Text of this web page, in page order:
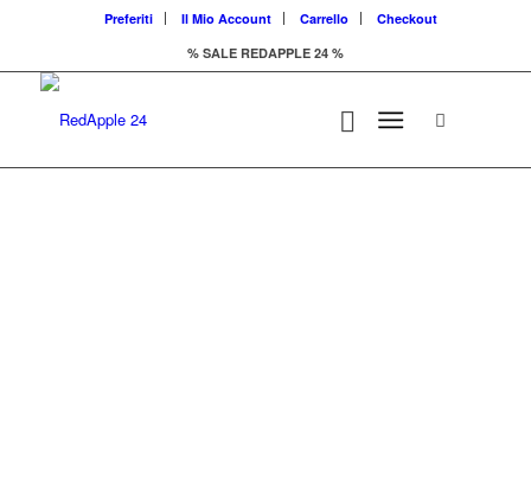
Preferiti Il Mio Account Carrello
Checkout
% SALE REDAPPLE 24 %